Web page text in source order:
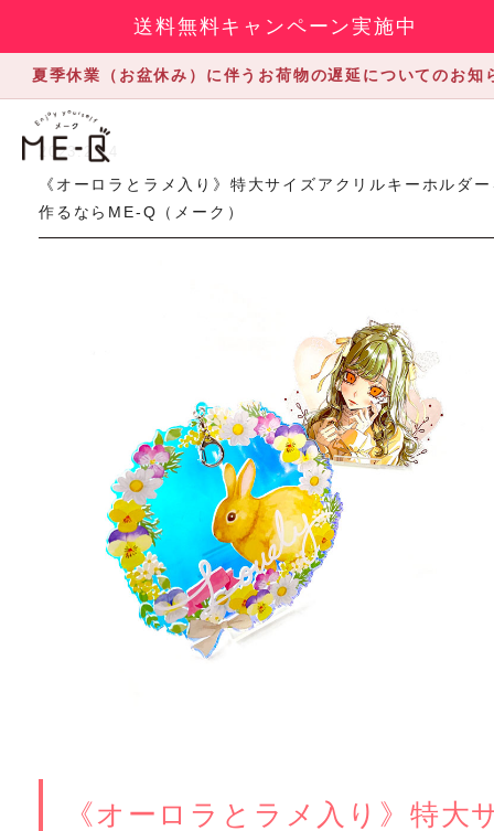
送料無料キャンペーン実施中
夏季休業（お盆休み）に伴うお荷物の遅延についてのお知
2023.2.14
《オーロラとラメ入り》特大サイズアクリルキーホルダ
作るならME-Q（メーク）
《オーロラとラメ入り》特大